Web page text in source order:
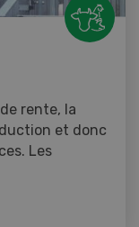
rente, la
et donc
Les